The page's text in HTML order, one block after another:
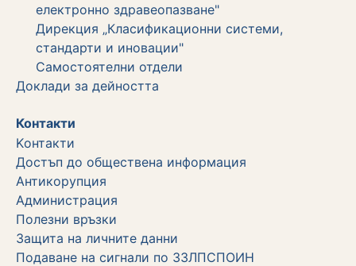
електронно здравеопазване"
Дирекция „Класификационни системи,
стандарти и иновации"
Самостоятелни отдели
Дoклади за дейността
Контакти
Kонтакти
Достъп до обществена информация
Aнтикорупция
Администрация
Полезни връзки
Защита на личните данни
Подаване на сигнали по ЗЗЛПСПОИН